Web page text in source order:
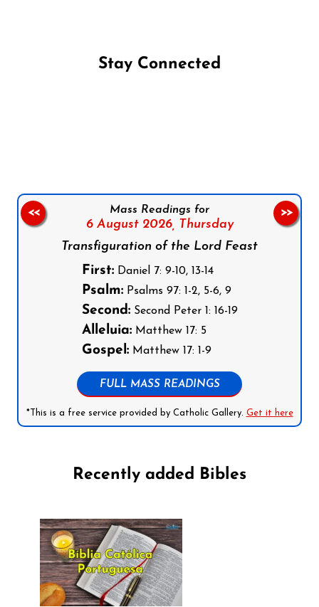
Stay Connected
Mass Readings for
6 August 2026, Thursday
Transfiguration of the Lord Feast
First:Daniel 7: 9-10, 13-14
Psalm:Psalms 97: 1-2, 5-6, 9
Second:Second Peter 1: 16-19
Alleluia:Matthew 17: 5
Gospel:Matthew 17: 1-9
FULL MASS READINGS
*This is a free service provided by Catholic Gallery. Get it here
<< >>
Recently added Bibles